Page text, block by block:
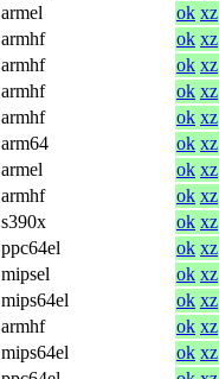
armel ok xz
armhf ok xz
armhf ok xz
armhf ok xz
armhf ok xz
arm64 ok xz
armel ok xz
armhf ok xz
s390x ok xz
ppc64el ok xz
mipsel ok xz
mips64el ok xz
armhf ok xz
mips64el ok xz